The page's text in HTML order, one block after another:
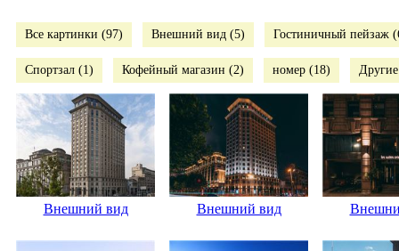
Все картинки (97) Внешний вид (5) Гостиничный пейзаж
Спортзал (1) Кофейный магазин (2) номер (18)
Внешний вид Внешний вид